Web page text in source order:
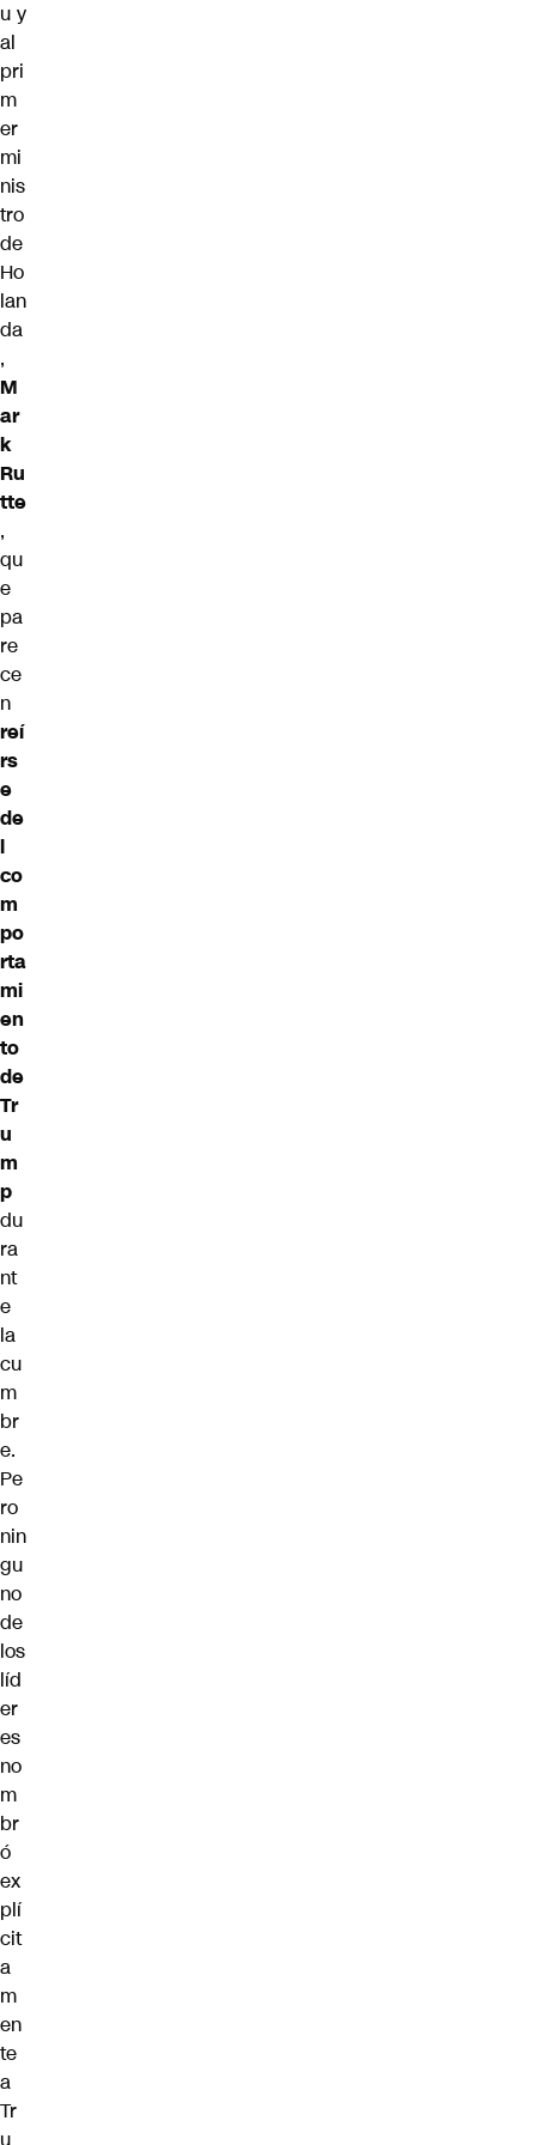
u y
al
pri
m
er
mi
nis
tro
de
Ho
lan
da
,
M
ar
k
Ru
tte
,
qu
e
pa
re
ce
n
reí
rs
e
de
l
co
m
po
rta
mi
en
to
de
Tr
u
m
p
du
ra
nt
e
la
cu
m
br
e.
Pe
ro
nin
gu
no
de
los
líd
er
es
no
m
br
ó
ex
plí
cit
a
m
en
te
a
Tr
u